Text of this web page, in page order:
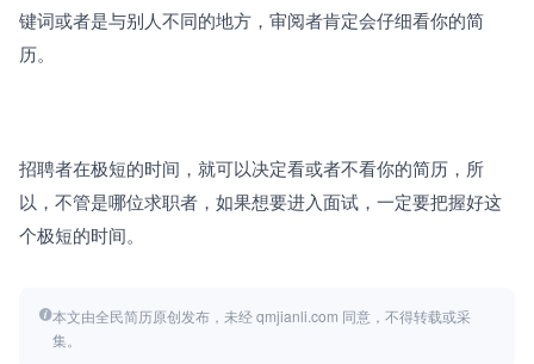
键词或者是与别人不同的地方，审阅者肯定会仔细看你的简
历。
招聘者在极短的时间，就可以决定看或者不看你的简历，所
以，不管是哪位求职者，如果想要进入面试，一定要把握好这
个极短的时间。
本文由全民简历原创发布，未经 qmjianli.com 同意，不得转载或采
集。